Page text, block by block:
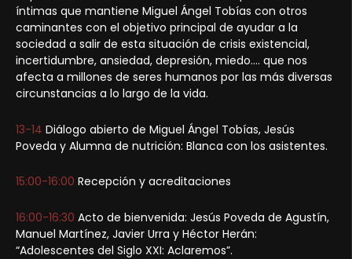
íntimas que mantiene Miguel Ángel Tobías con otros
caminantes con el objetivo principal de ayudar a la
sociedad a salir de esta situación de crisis existencial,
incertidumbre, ansiedad, depresión, miedo…. que nos
afecta a millones de seres humanos por las más diversas
circunstancias a lo largo de la vida.
13-14 Diálogo abierto de Miguel Ángel Tobías, Jesús
Poveda y Alumna de nutrición: Blanca con los asistentes.
15:00-16:00 Recepción y acreditaciones
16:00-16:30 Acto de bienvenida: Jesús Poveda de Agustín,
Manuel Martínez, Javier Urra y Héctor Herán:
“Adolescentes del Siglo XXI: Aclaremos”.